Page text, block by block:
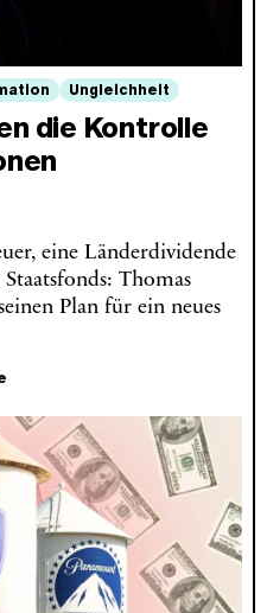
Ungleichheit
die Kontrolle
eine Länderdividende
Thomas
Plan für ein neues